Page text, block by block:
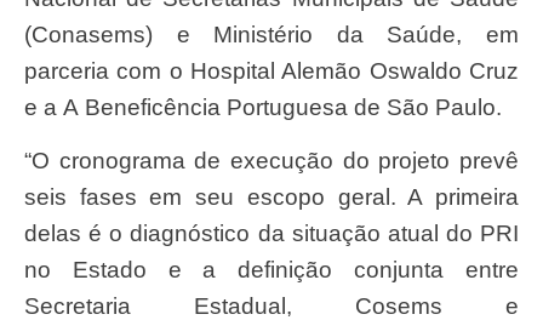
(Conasems) e Ministério da Saúde, em
parceria com o Hospital Alemão Oswaldo Cruz
e a A Beneficência Portuguesa de São Paulo.
“O cronograma de execução do projeto prevê
seis fases em seu escopo geral. A primeira
delas é o diagnóstico da situação atual do PRI
no Estado e a definição conjunta entre
Secretaria Estadual, Cosems e